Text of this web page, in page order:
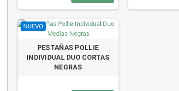
NUEVO
PESTAÑAS POLLIE
INDIVIDUAL DUO CORTAS
NEGRAS